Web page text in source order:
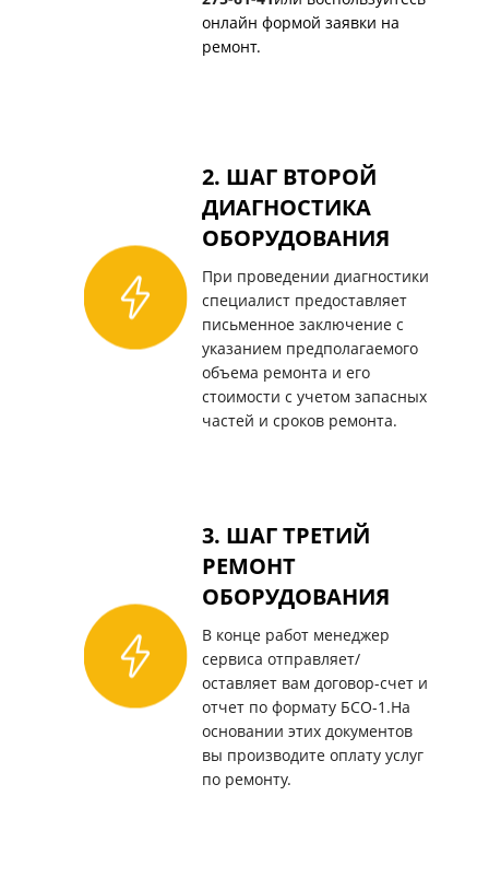
онлайн формой заявки на
ремонт.
2. ШАГ ВТОРОЙ
ДИАГНОСТИКА
ОБОРУДОВАНИЯ
При проведении диагностики
специалист предоставляет
письменное заключение с
указанием предполагаемого
объема ремонта и его
стоимости с учетом запасных
частей и сроков ремонта.
3. ШАГ ТРЕТИЙ
РЕМОНТ
ОБОРУДОВАНИЯ
В конце работ менеджер
сервиса отправляет/
оставляет вам договор-счет и
отчет по формату БСО-1.На
основании этих документов
вы производите оплату услуг
по ремонту.